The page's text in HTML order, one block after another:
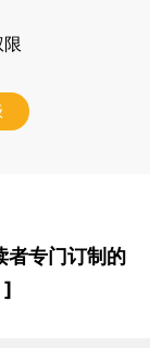
限
者专门订制的
]